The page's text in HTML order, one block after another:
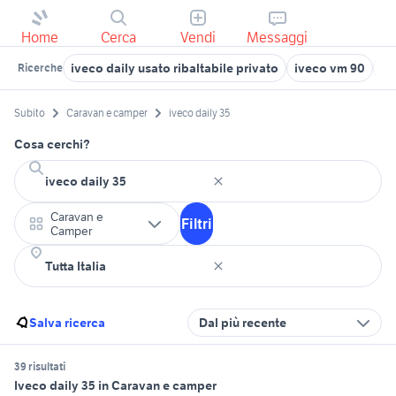
Home Cerca Vendi Messaggi
Ricerche iveco daily usato ribaltabile privato iveco vm 90
Subito Caravan e camper iveco daily 35
Cosa cerchi?
Caravan e
Camper
Filtri
Salva ricerca Dal più recente
39 risultati
Iveco daily 35 in Caravan e camper